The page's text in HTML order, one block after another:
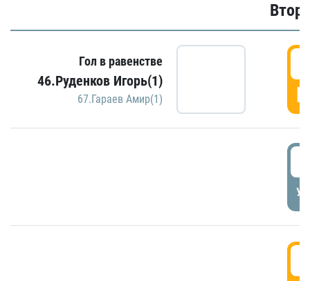
Гол в равенстве
46.Руденков Игорь(1)
67.Гараев Амир(1)